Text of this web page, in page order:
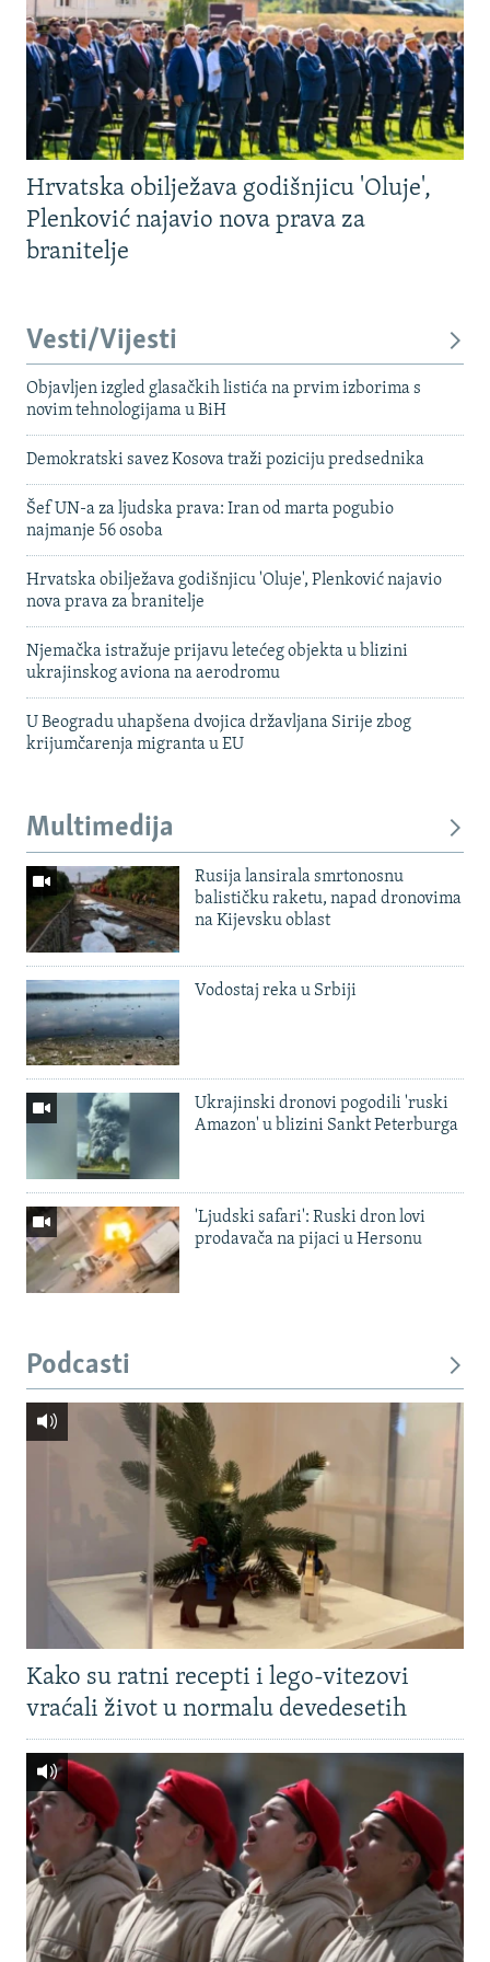
Hrvatska obilježava godišnjicu 'Oluje',
Plenković najavio nova prava za
branitelje
Vesti/Vijesti
Objavljen izgled glasačkih listića na prvim izborima s
novim tehnologijama u BiH
Demokratski savez Kosova traži poziciju predsednika
Šef UN-a za ljudska prava: Iran od marta pogubio
najmanje 56 osoba
Hrvatska obilježava godišnjicu 'Oluje', Plenković najavio
nova prava za branitelje
Njemačka istražuje prijavu letećeg objekta u blizini
ukrajinskog aviona na aerodromu
U Beogradu uhapšena dvojica državljana Sirije zbog
krijumčarenja migranta u EU
Multimedija
Rusija lansirala smrtonosnu
balističku raketu, napad dronovima
na Kijevsku oblast
Vodostaj reka u Srbiji
Ukrajinski dronovi pogodili 'ruski
Amazon' u blizini Sankt Peterburga
'Ljudski safari': Ruski dron lovi
prodavača na pijaci u Hersonu
Podcasti
Kako su ratni recepti i lego-vitezovi
vraćali život u normalu devedesetih